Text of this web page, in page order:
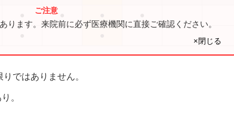
ります。来院前に必ず医療機関に直接ご確認ください。
×閉じる
ではありません。
。